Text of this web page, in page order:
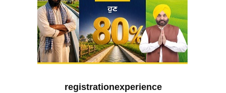
registrationexperience